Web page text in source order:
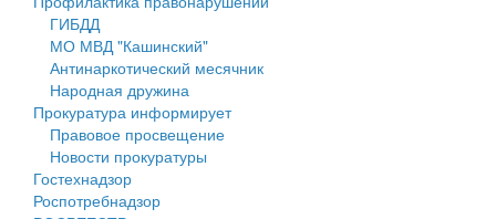
Нормативы градостроительного проектирования
Правила землепользования и застройки
Генеральные планы
Проекты планировки территории
Собрание депутатов
ГИБДД
МО МВД "Кашинский"
Антинаркотический месячник
Народная дружина
Прокуратура информирует
Правовое просвещение
Новости прокуратуры
Гостехнадзор
Роспотребнадзор